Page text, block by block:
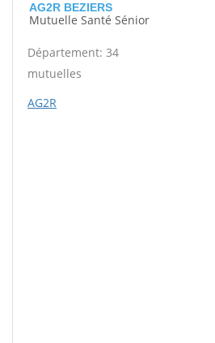
AG2R BEZIERS
Mutuelle Santé Sénior
Département: 34
mutuelles
AG2R